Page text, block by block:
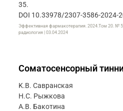
35.
DOI 10.33978/2307-3586-2024-
Эффективная фармакотерапия. 2024.Том 20. №
радиология | 03.04.2024
Соматосенсорный
K.B. Caврaнскaя
Н.С. Рыжкова
А.В. Бакотина